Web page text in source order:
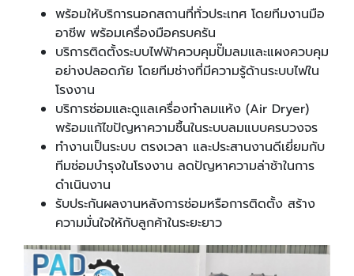
พร้อมให้บริการนอกสถานที่ทั่วประเทศ โดยทีมงานมือ
อาชีพ พร้อมเครื่องมือครบครัน
บริการติดตั้งระบบไฟฟ้าควบคุมปั๊มลมและแผงควบคุม
อย่างปลอดภัย โดยทีมช่างที่มีความรู้ด้านระบบไฟใน
โรงงาน
บริการซ่อมและดูแลเครื่องทำลมแห้ง (Air Dryer)
พร้อมแก้ไขปัญหาความชื้นในระบบลมแบบครบวงจร
ทำงานเป็นระบบ ตรงเวลา และประสานงานดีเยี่ยมกับ
ทีมซ่อมบำรุงในโรงงาน ลดปัญหาความล่าช้าในการ
ดำเนินงาน
รับประกันผลงานหลังการซ่อมหรือการติดตั้ง สร้าง
ความมั่นใจให้กับลูกค้าในระยะยาว